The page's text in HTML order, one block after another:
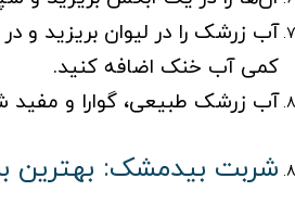
آب زرشک را در لیوان بریزید و
کمی آب خنک اضافه کنید.
آب زرشک طبیعی، گوارا و مفید
شربت بیدمشک: بهترین